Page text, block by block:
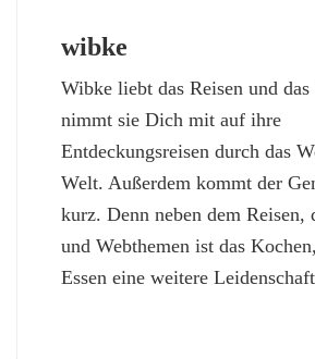
wibke
Wibke liebt das Reisen und
nimmt sie Dich mit auf ihre
Entdeckungsreisen durch das
Welt. Außerdem kommt der
kurz. Denn neben dem Reisen,
und Webthemen ist das
Essen eine weitere